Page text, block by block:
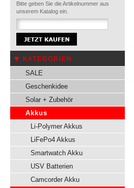
Bitte geben Sie die Artikelnummer aus
unserem Katalog ein.
KATEGORIEN
SALE
Geschenkidee
Solar + Zubehör
Akkus
Li-Polymer Akkus
LiFePo4 Akkus
Smartwatch Akku
USV Batterien
Camcorder Akku